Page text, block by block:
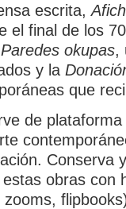
escrita,
el final de los
Paredes okupas,
y la
que
de
Conserva
obras con